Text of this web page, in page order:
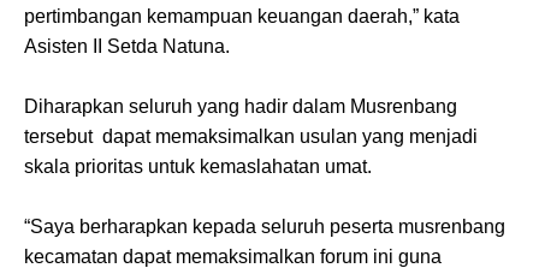
pertimbangan kemampuan keuangan daerah,” kata
Asisten II Setda Natuna.
Diharapkan seluruh yang hadir dalam Musrenbang
tersebut dapat memaksimalkan usulan yang menjadi
skala prioritas untuk kemaslahatan umat.
“Saya berharapkan kepada seluruh peserta musrenbang
kecamatan dapat memaksimalkan forum ini guna